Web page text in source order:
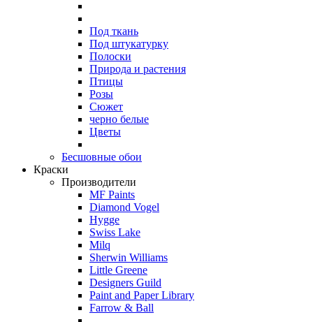
Под ткань
Под штукатурку
Полоски
Природа и растения
Птицы
Розы
Сюжет
черно белые
Цветы
Бесшовные обои
Краски
Производители
MF Paints
Diamond Vogel
Hygge
Swiss Lake
Milq
Sherwin Williams
Little Greene
Designers Guild
Paint and Paper Library
Farrow & Ball